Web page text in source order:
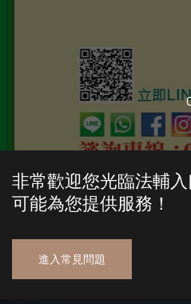
非常歡迎您光臨法輔
可能為您提供服務！
進入常見問題